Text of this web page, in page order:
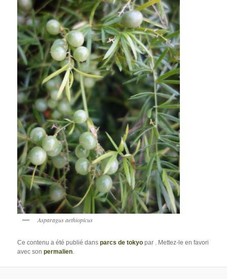
Asparagus aethiopicus
Ce contenu a été publié dansparcs de tokyo par . Mettez-le en favori
avec sonpermalien.